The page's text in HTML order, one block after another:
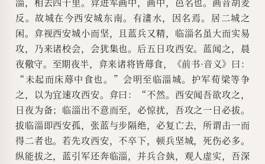
反。故城在今西安城东南。有澅水，因名焉。居二城之
闲。弇视西安城小而坚，且蓝兵又精，临淄名虽大而实易
攻，乃来诸校会，会犹集也。后五日攻西安。蓝闻之，晨
夜儆守。至期夜半，弇来诸将皆蓐食，《前书·音义》曰：
“未起而床蓐中食也。”会明至临淄城。护军荀梁等争
之，以为宜速攻西安。弇曰：“不然。西安闻吾欲攻之，
日夜为备；临淄出不意而至，必惊扰，吾攻之一日必拔。
拔临淄即西安孤，张蓝与步隔绝，必复亡去，所谓击一而
得二者也。若先攻西安，不卒下，顿兵坚城，死伤必多。
纵能拔之，蓝引军还奔临淄，并兵合埶，观人虚实，吾深